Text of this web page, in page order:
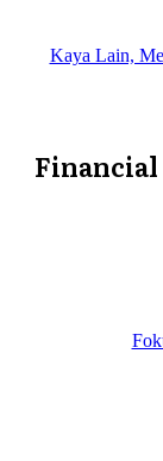
Kaya Lain,